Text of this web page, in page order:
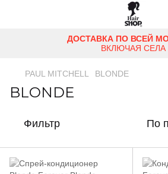
ДОСТАВКА ПО ВСЕЙ
ВКЛЮЧАЯ СЕЛА
PAUL MITCHELL BLONDE
BLONDE
Фильтр По